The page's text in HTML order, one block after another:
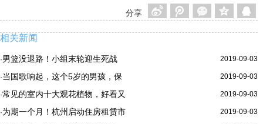
分享
相关新闻
2019-09-03
·男篮没退路！小组末轮迎生死战
2019-09-03
·当国歌响起，这个5岁的男孩，保
2019-09-03
·常见的室内十大观花植物，好看又
2019-09-03
·为期一个月！杭州启动住房租赁市